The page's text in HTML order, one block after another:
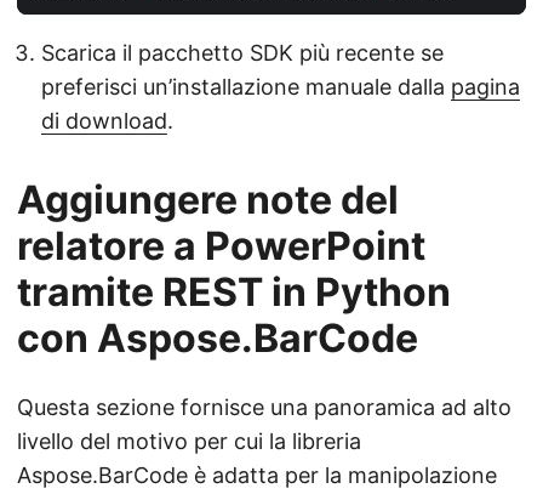
Scarica il pacchetto SDK più recente se
preferisci un’installazione manuale dalla pagina
di download.
Aggiungere note del
relatore a PowerPoint
tramite REST in Python
con Aspose.BarCode
Questa sezione fornisce una panoramica ad alto
livello del motivo per cui la libreria
Aspose.BarCode è adatta per la manipolazione